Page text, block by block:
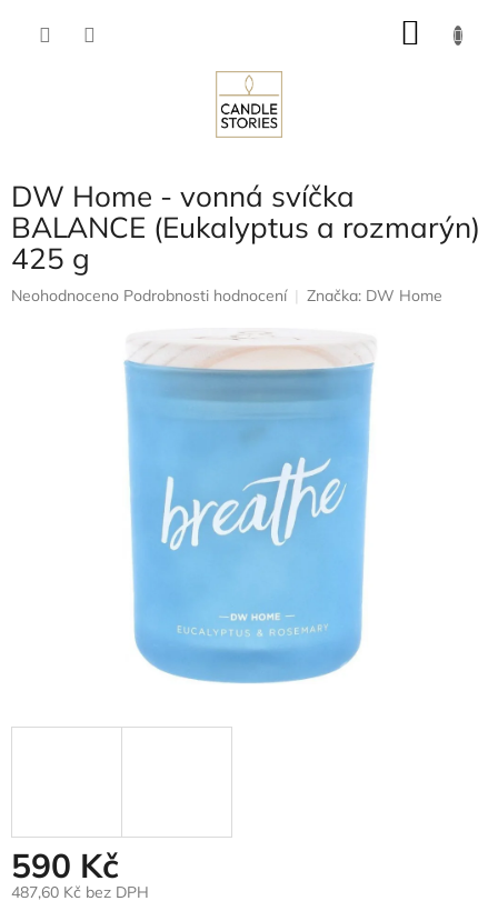
DW Home - vonná svíčka
BALANCE (Eukalyptus a rozmarýn)
425 g
Průměrné
Neohodnoceno Podrobnosti hodnocení Značka: DW Home
590 Kč
487,60 Kč bez DPH